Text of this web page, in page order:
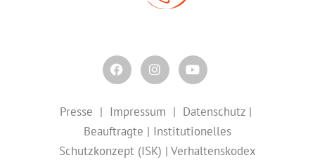
Presse | Impressum | Datenschutz |
Beauftragte | Institutionelles
Schutzkonzept (ISK) | Verhaltenskodex